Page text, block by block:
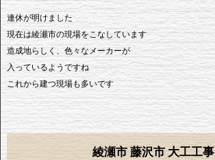
連休が明けました
現在は綾瀬市の現場をこなしています
造成地らしく、色々なメーカーが
入っているようですね
これから建つ現場も多いです
綾瀬市 藤沢市 大工工事